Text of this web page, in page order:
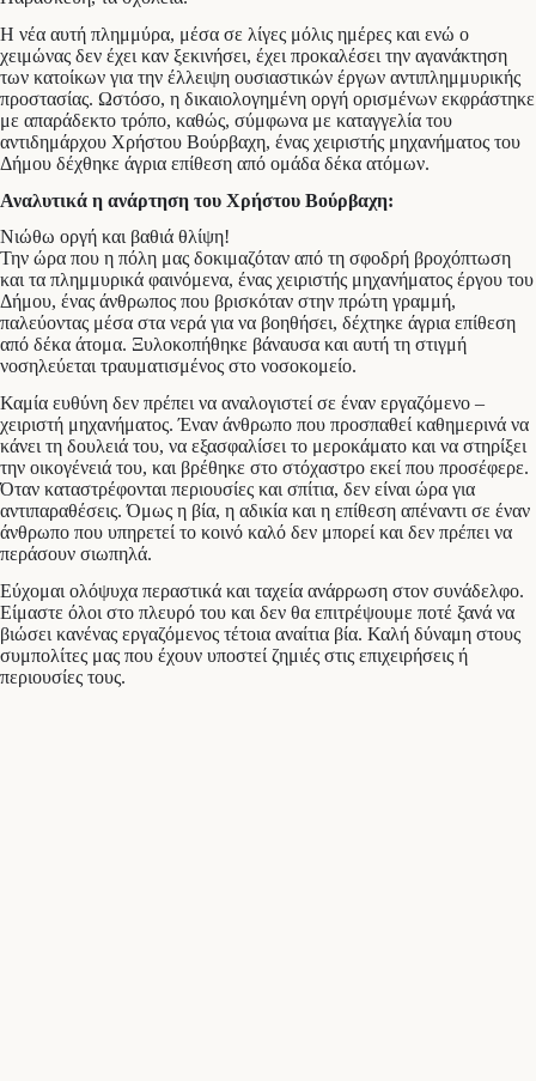
Η νέα αυτή πλημμύρα, μέσα σε λίγες μόλις ημέρες και ενώ ο
χειμώνας δεν έχει καν ξεκινήσει, έχει προκαλέσει την αγανάκτηση
των κατοίκων για την έλλειψη ουσιαστικών έργων αντιπλημμυρικής
προστασίας. Ωστόσο, η δικαιολογημένη οργή ορισμένων εκφράστηκε
με απαράδεκτο τρόπο, καθώς, σύμφωνα με καταγγελία του
αντιδημάρχου Χρήστου Βούρβαχη, ένας χειριστής μηχανήματος του
Δήμου δέχθηκε άγρια επίθεση από ομάδα δέκα ατόμων.
Αναλυτικά η ανάρτηση του Χρήστου Βούρβαχη:
Νιώθω οργή και βαθιά θλίψη!
Την ώρα που η πόλη μας δοκιμαζόταν από τη σφοδρή βροχόπτωση
και τα πλημμυρικά φαινόμενα, ένας χειριστής μηχανήματος έργου του
Δήμου, ένας άνθρωπος που βρισκόταν στην πρώτη γραμμή,
παλεύοντας μέσα στα νερά για να βοηθήσει, δέχτηκε άγρια επίθεση
από δέκα άτομα. Ξυλοκοπήθηκε βάναυσα και αυτή τη στιγμή
νοσηλεύεται τραυματισμένος στο νοσοκομείο.
Καμία ευθύνη δεν πρέπει να αναλογιστεί σε έναν εργαζόμενο –
χειριστή μηχανήματος. Έναν άνθρωπο που προσπαθεί καθημερινά να
κάνει τη δουλειά του, να εξασφαλίσει το μεροκάματο και να στηρίξει
την οικογένειά του, και βρέθηκε στο στόχαστρο εκεί που προσέφερε.
Όταν καταστρέφονται περιουσίες και σπίτια, δεν είναι ώρα για
αντιπαραθέσεις. Όμως η βία, η αδικία και η επίθεση απέναντι σε έναν
άνθρωπο που υπηρετεί το κοινό καλό δεν μπορεί και δεν πρέπει να
περάσουν σιωπηλά.
Εύχομαι ολόψυχα περαστικά και ταχεία ανάρρωση στον συνάδελφο.
Είμαστε όλοι στο πλευρό του και δεν θα επιτρέψουμε ποτέ ξανά να
βιώσει κανένας εργαζόμενος τέτοια αναίτια βία. Καλή δύναμη στους
συμπολίτες μας που έχουν υποστεί ζημιές στις επιχειρήσεις ή
περιουσίες τους.